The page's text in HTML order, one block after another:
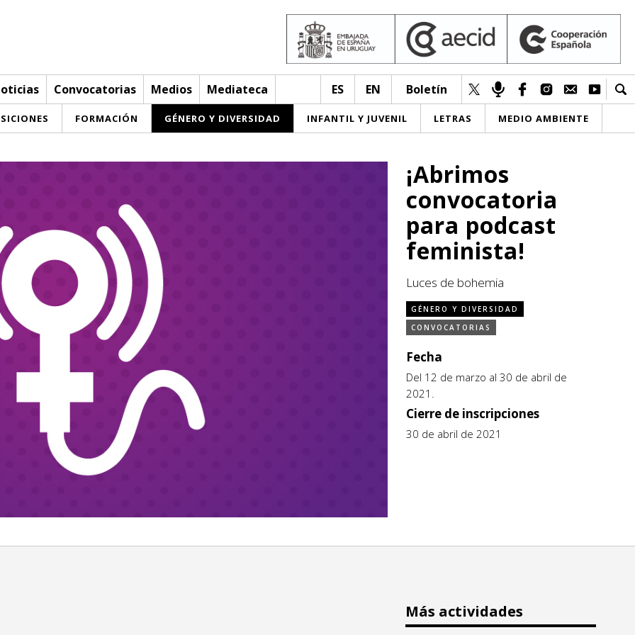
Convocatorias Medios Mediateca ES EN Boletín
FORMACIÓN GÉNERO Y DIVERSIDAD INFANTIL Y JUVENIL LETRAS MEDIO AMBIENTE
¡Abrimos
convocatoria
para podcast
feminista!
Luces de bohemia
GÉNERO Y DIVERSIDAD
CONVOCATORIAS
Fecha
Del 12 de marzo al 30 de abril de
2021.
Cierre de inscripciones
30 de abril de 2021
Más actividades